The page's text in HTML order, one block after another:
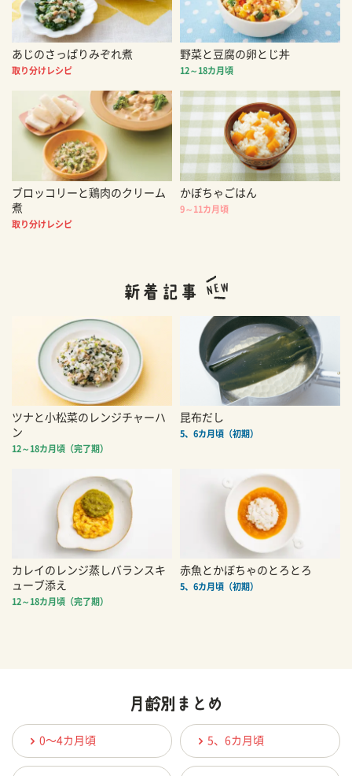
あじのさっぱりみぞれ煮
取り分けレシピ
野菜と豆腐の卵とじ丼
12～18カ月頃
ブロッコリーと鶏肉のクリーム
煮
取り分けレシピ
かぼちゃごはん
9～11カ月頃
ツナと小松菜のレンジチャーハ
ン
12～18カ月頃（完了期）
昆布だし
5、6カ月頃（初期）
カレイのレンジ蒸しバランスキ
ューブ添え
12～18カ月頃（完了期）
赤魚とかぼちゃのとろとろ
5、6カ月頃（初期）
0〜4カ月頃 5、6カ月頃